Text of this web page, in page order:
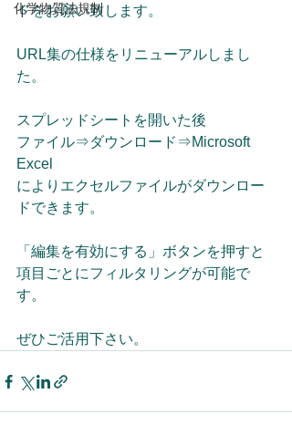
化学物質法規制
ドをお願い致します。
URL集の仕様をリニューアルしまし
た。
スプレッドシートを開いた後
ファイル⇒ダウンロード⇒Microsoft
Excel
によりエクセルファイルがダウンロー
ドできます。
「編集を有効にする」ボタンを押すと
項目ごとにフィルタリングが可能で
す。
ぜひご活用下さい。